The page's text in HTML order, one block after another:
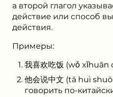
а второй глагол
действие или способ
действия.
Примеры:
我喜欢吃饭 (wǒ
他会说中文 (tā huì
говорить по-